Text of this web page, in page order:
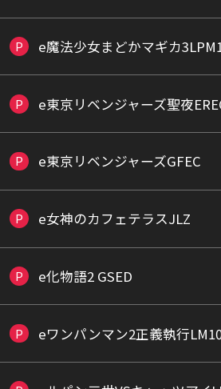
P e魔法少女まどかマギカ
P e東京リベンジャーズ聖夜
P e東京リベンジャーズGFEC
P e女神のカフェテラスJLZ
P e化物語2 GSED
P eワンパンマン2正義執行